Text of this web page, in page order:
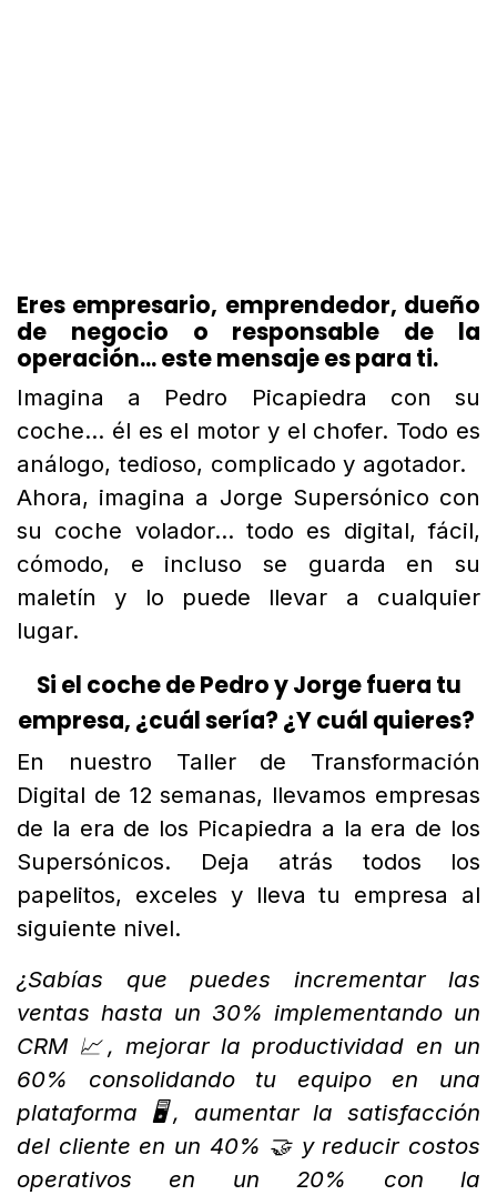
Eres empresario, emprendedor, dueño
de negocio o responsable de la
operación... este mensaje es para ti.
Imagina a Pedro Picapiedra con su
coche... él es el motor y el chofer. Todo es
análogo, tedioso, complicado y agotador.
Ahora, imagina a Jorge Supersónico con
su coche volador... todo es digital, fácil,
cómodo, e incluso se guarda en su
maletín y lo puede llevar a cualquier
lugar.
Si el coche de Pedro y Jorge fuera tu
empresa, ¿cuál sería? ¿Y cuál quieres?
En nuestro Taller de Transformación
Digital de 12 semanas, llevamos empresas
de la era de los Picapiedra a la era de los
Supersónicos. Deja atrás todos los
papelitos, exceles y lleva tu empresa al
siguiente nivel.
¿Sabías que puedes incrementar las
ventas hasta un 30% implementando un
CRM 📈, mejorar la productividad en un
60% consolidando tu equipo en una
plataforma 🖥️, aumentar la satisfacción
del cliente en un 40% 🤝 y reducir costos
operativos en un 20% con la